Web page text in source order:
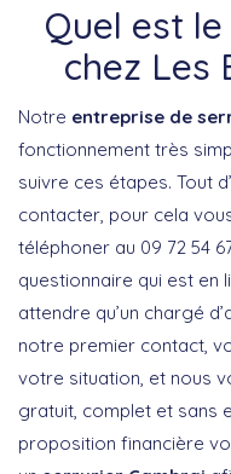
Quel est
chez Les
Notre entreprise de
fonctionnement très
suivre ces étapes. Tout
contacter, pour cela
téléphoner au 09 72 54
questionnaire qui est en
attendre qu’un chargé
notre premier contact,
votre situation, et nous
gratuit, complet et sans
proposition financière